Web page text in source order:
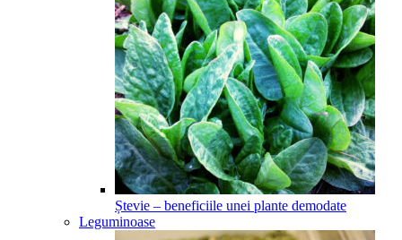
Ștevie – beneficiile unei plante demodate
Leguminoase